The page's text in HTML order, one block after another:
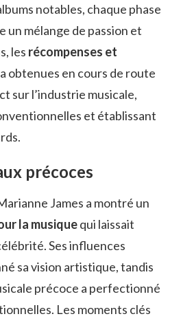
notables, chaque phase
un mélange de passion et
les récompenses et
a obtenues en cours de route
sur l’industrie musicale,
et établissant
précoces
James a montré un
la musiquequi laissait
Ses influences
sa vision artistique, tandis
précoce a perfectionné
Les moments clés